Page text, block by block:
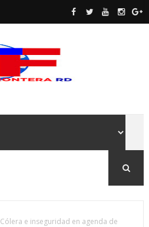
Cólera e inseguridad en agenda de